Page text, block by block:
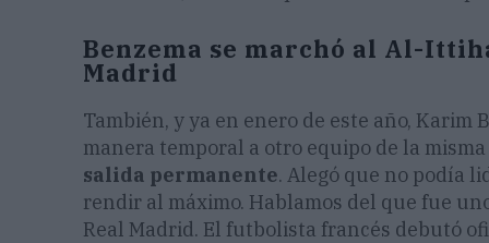
Benzema se marchó al Al-
Madrid
También, y ya en enero de este año,
manera temporal a otro equipo de la
salida permanente. Alegó que no podía
rendir al máximo. Hablamos del que fue
Real Madrid. El futbolista francés debutó